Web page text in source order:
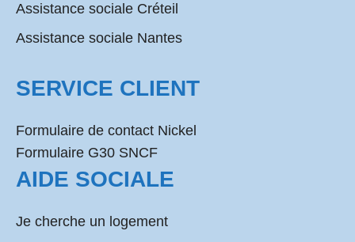
Assistance sociale Créteil
Assistance sociale Nantes
SERVICE CLIENT
Formulaire de contact Nickel
Formulaire G30 SNCF
AIDE SOCIALE
Je cherche un logement